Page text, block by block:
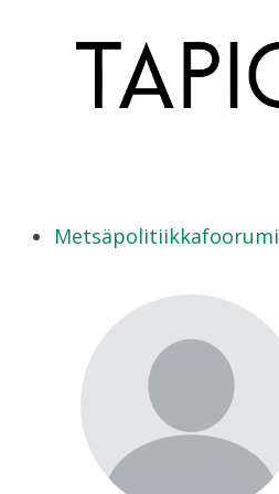
Metsäpolitiikkafoorumi